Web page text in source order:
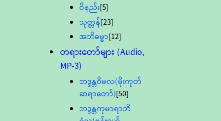
ဝိနည်း[5]
သုတ္တန်[23]
အဘိဓမ္မာ[12]
တရားတော်များ (Audio,
MP-3)
ဘဒ္ဒန္တဝိမလ(မိုးကုတ်
ဆရာတော်)[50]
ဘဒ္ဒန္တကုမာရာဘိ